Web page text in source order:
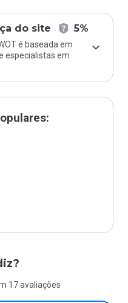
do site 5%
é baseada em
especialistas em
17 avaliações